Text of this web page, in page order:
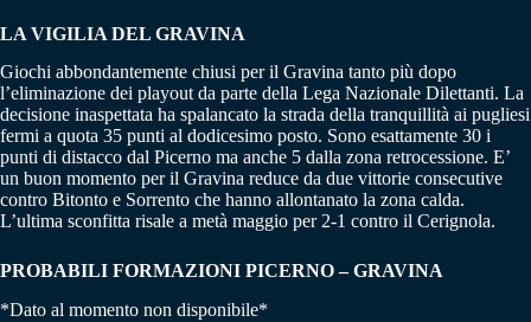
LA VIGILIA DEL GRAVINA
Giochi abbondantemente chiusi per il Gravina tanto più dopo
l’eliminazione dei playout da parte della Lega Nazionale Dilettanti. La
decisione inaspettata ha spalancato la strada della tranquillità ai pugliesi
fermi a quota 35 punti al dodicesimo posto. Sono esattamente 30 i
punti di distacco dal Picerno ma anche 5 dalla zona retrocessione. E’
un buon momento per il Gravina reduce da due vittorie consecutive
contro Bitonto e Sorrento che hanno allontanato la zona calda.
L’ultima sconfitta risale a metà maggio per 2-1 contro il Cerignola.
PROBABILI FORMAZIONI PICERNO – GRAVINA
*Dato al momento non disponibile*